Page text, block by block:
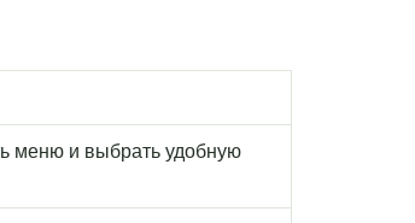
меню и выбрать удобную